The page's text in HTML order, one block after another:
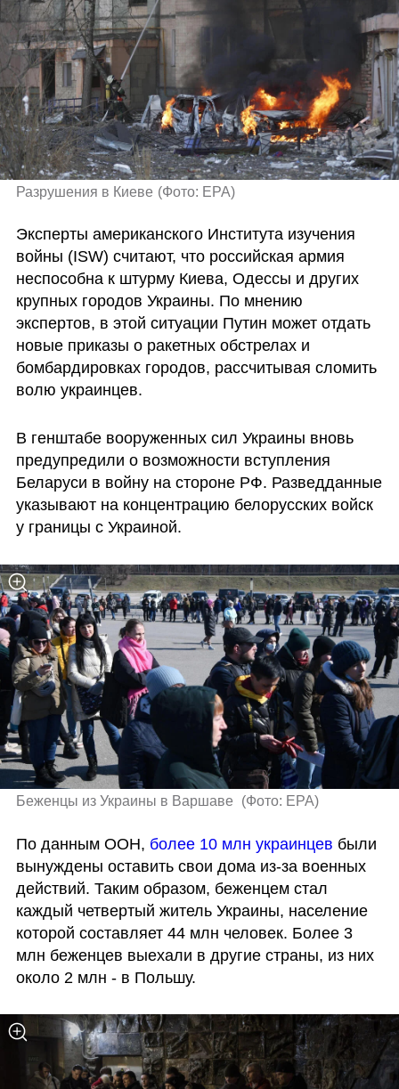
Разрушения в Киеве (Фото: EPA)
Эксперты американского Института изучения
войны (ISW) считают, что российская армия
неспособна к штурму Киева, Одессы и других
крупных городов Украины. По мнению
экспертов, в этой ситуации Путин может отдать
новые приказы о ракетных обстрелах и
бомбардировках городов, рассчитывая сломить
волю украинцев.
В генштабе вооруженных сил Украины вновь
предупредили о возможности вступления
Беларуси в войну на стороне РФ. Разведданные
указывают на концентрацию белорусских войск
у границы с Украиной.
Беженцы из Украины в Варшаве (Фото: EPA)
По данным ООН, более 10 млн украинцев были
вынуждены оставить свои дома из-за военных
действий. Таким образом, беженцем стал
каждый четвертый житель Украины, население
которой составляет 44 млн человек. Более 3
млн беженцев выехали в другие страны, из них
около 2 млн - в Польшу.